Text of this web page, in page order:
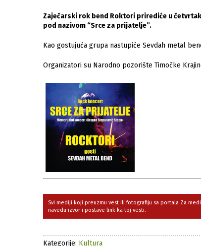
Zaječarski rok bend Roktori prirediće u
pod nazivom “Srce za prijatelje”.
Kao gostujuća grupa nastupiće Sevdah metal
Organizatori su Narodno pozorište Timočke
Svi mediji koji preuzmu vest ili fotografiju sa portala Za
navedu izvor i postave link ka toj vesti.
Kategorije: Kultura